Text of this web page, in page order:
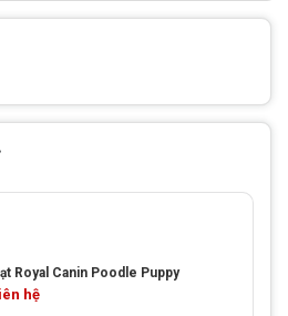
Royal Canin Poodle Puppy
hệ